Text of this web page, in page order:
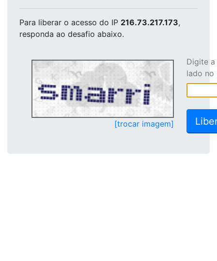
Para liberar o acesso do IP 216.73.217.173,
responda ao desafio abaixo.
[trocar imagem]
Digite
lado no